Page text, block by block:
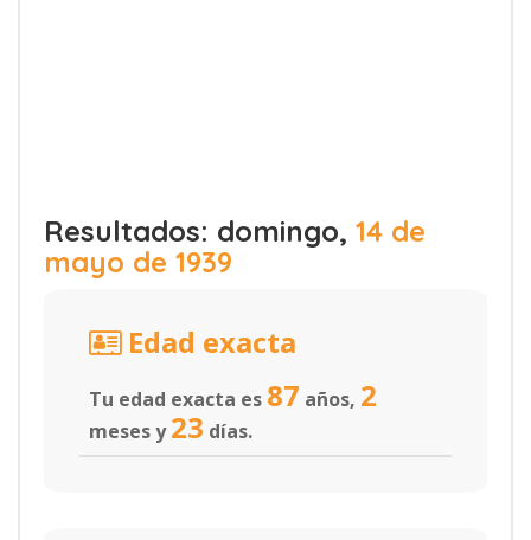
Resultados: domingo, 14 de
mayo de 1939
Edad exacta
Tu edad exacta es 87 años, 2
meses y23 días.